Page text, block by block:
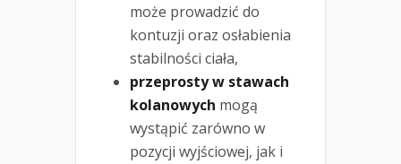
może prowadzić do
kontuzji oraz osłabienia
stabilności ciała,
przeprosty w stawach
kolanowych mogą
wystąpić zarówno w
pozycji wyjściowej, jak i